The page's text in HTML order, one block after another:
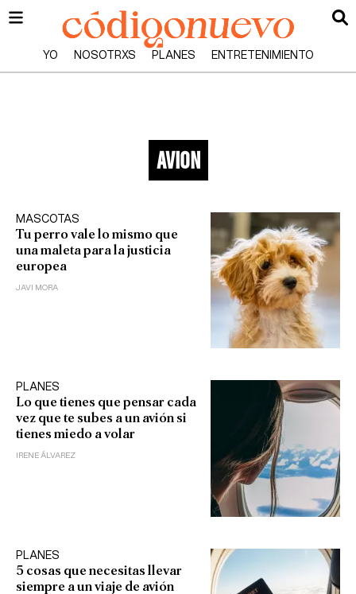
YO NOSOTRXS PLANES ENTRETENIMIENTO
avion
MASCOTAS
Tu perro vale lo mismo que
una maleta para la justicia
europea
JAVI MORA
PLANES
Lo que tienes que pensar cada
vez que te subes a un avión si
tienes miedo a volar
IRENE ÁLVAREZ
PLANES
5 cosas que necesitas llevar
siempre a un viaje de avión